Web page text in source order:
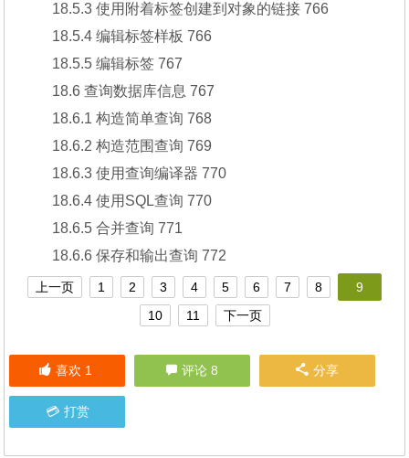
18.5.3 使用附着标签创建到对象的链接 766
18.5.4 编辑标签样板 766
18.5.5 编辑标签 767
18.6 查询数据库信息 767
18.6.1 构造简单查询 768
18.6.2 构造范围查询 769
18.6.3 使用查询编译器 770
18.6.4 使用SQL查询 770
18.6.5 合并查询 771
18.6.6 保存和输出查询 772
上一页 1 2 3 4 5 6 7 8
9
10
11 下一页
喜欢 1 评论 8 分享
打赏